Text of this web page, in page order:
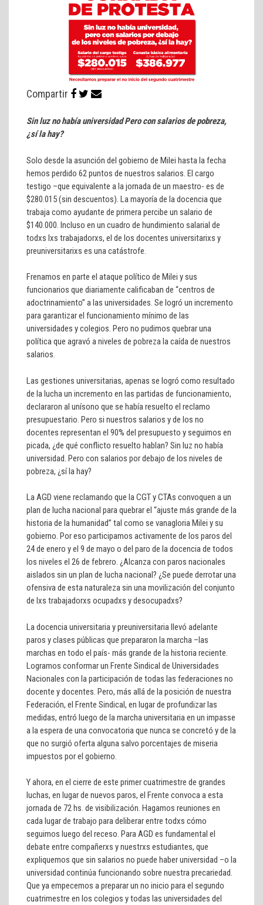
Compartir
Sin luz no había universidad Pero con salarios de pobreza,
¿sí la hay?
Solo desde la asunción del gobierno de Milei hasta la fecha
hemos perdido 62 puntos de nuestros salarios. El cargo
testigo –que equivalente a la jornada de un maestro- es de
$280.015 (sin descuentos). La mayoría de la docencia que
trabaja como ayudante de primera percibe un salario de
$140.000. Incluso en un cuadro de hundimiento salarial de
todxs lxs trabajadorxs, el de los docentes universitarixs y
preuniversitarixs es una catástrofe.
Frenamos en parte el ataque político de Milei y sus
funcionarios que diariamente calificaban de “centros de
adoctrinamiento” a las universidades. Se logró un incremento
para garantizar el funcionamiento mínimo de las
universidades y colegios. Pero no pudimos quebrar una
política que agravó a niveles de pobreza la caída de nuestros
salarios.
Las gestiones universitarias, apenas se logró como resultado
de la lucha un incremento en las partidas de funcionamiento,
declararon al unísono que se había resuelto el reclamo
presupuestario. Pero si nuestros salarios y de los no
docentes representan el 90% del presupuesto y seguimos en
picada, ¿de qué conflicto resuelto hablan? Sin luz no había
universidad. Pero con salarios por debajo de los niveles de
pobreza, ¿sí la hay?
La AGD viene reclamando que la CGT y CTAs convoquen a un
plan de lucha nacional para quebrar el “ajuste más grande de la
historia de la humanidad” tal como se vanagloria Milei y su
gobierno. Por eso participamos activamente de los paros del
24 de enero y el 9 de mayo o del paro de la docencia de todos
los niveles el 26 de febrero. ¿Alcanza con paros nacionales
aislados sin un plan de lucha nacional? ¿Se puede derrotar una
ofensiva de esta naturaleza sin una movilización del conjunto
de lxs trabajadorxs ocupadxs y desocupadxs?
La docencia universitaria y preuniversitaria llevó adelante
paros y clases públicas que prepararon la marcha –las
marchas en todo el país- más grande de la historia reciente.
Logramos conformar un Frente Sindical de Universidades
Nacionales con la participación de todas las federaciones no
docente y docentes. Pero, más allá de la posición de nuestra
Federación, el Frente Sindical, en lugar de profundizar las
medidas, entró luego de la marcha universitaria en un impasse
a la espera de una convocatoria que nunca se concretó y de la
que no surgió oferta alguna salvo porcentajes de miseria
impuestos por el gobierno.
Y ahora, en el cierre de este primer cuatrimestre de grandes
luchas, en lugar de nuevos paros, el Frente convoca a esta
jornada de 72 hs. de visibilización. Hagamos reuniones en
cada lugar de trabajo para deliberar entre todxs cómo
seguimos luego del receso. Para AGD es fundamental el
debate entre compañerxs y nuestrxs estudiantes, que
expliquemos que sin salarios no puede haber universidad –o la
universidad continúa funcionando sobre nuestra precariedad.
Que ya empecemos a preparar un no inicio para el segundo
cuatrimestre en los colegios y todas las universidades del